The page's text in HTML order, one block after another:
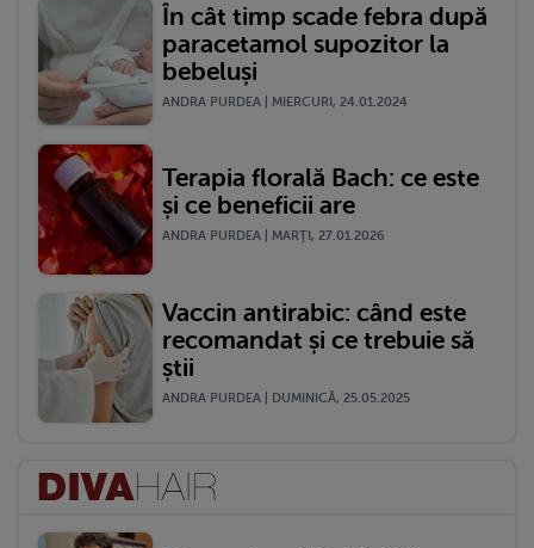
În cât timp scade febra după
paracetamol supozitor la
bebeluși
ANDRA PURDEA | MIERCURI, 24.01.2024
Terapia florală Bach: ce este
și ce beneficii are
ANDRA PURDEA | MARŢI, 27.01.2026
Vaccin antirabic: când este
recomandat și ce trebuie să
știi
ANDRA PURDEA | DUMINICĂ, 25.05.2025